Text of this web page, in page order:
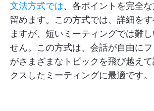
文法方式では、各ポイントを完全
留めます。この方式では、詳細を
ますが、短いミーティングでは難
せん。この方式は、会話が自由に
がさまざまなトピックを飛び越え
クスしたミーティングに最適です。